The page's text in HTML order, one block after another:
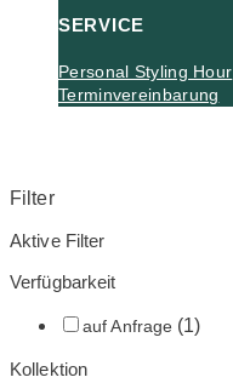
SERVICE
Personal Styling Hour
Terminvereinbarung
Filter
Aktive Filter
Verfügbarkeit
auf Anfrage (1)
Kollektion